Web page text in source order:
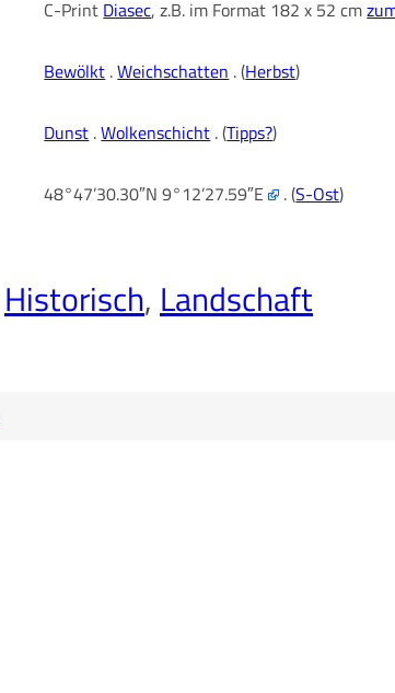
C-Print Diasec, z.B. im Format 182 x 52 cm
Bewölkt .Weichschatten . (Herbst)
Dunst .Wolkenschicht . (Tipps?)
48°47’30.30″N 9°12’27.59″E . (S-Ost)
Historisch, Landschaft